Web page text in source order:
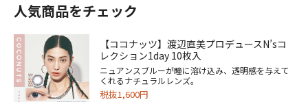
人気商品をチェック
【ココナッツ】渡辺直美プロデュースN’sコ
レクション1day 10枚入
ニュアンスブルーが瞳に溶け込み、透明感を与えて
くれるナチュラルレンズ。
税抜1,600円